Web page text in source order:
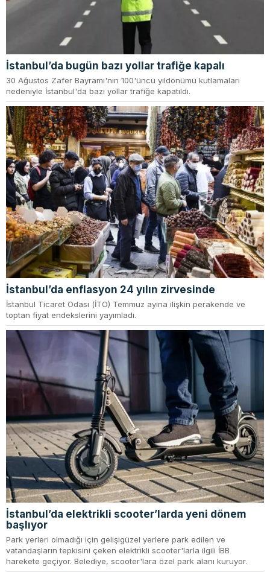
İstanbul’da bugün bazı yollar trafiğe kapalı
30 Ağustos Zafer Bayramı'nın 100'üncü yıldönümü kutlamaları
nedeniyle İstanbul'da bazı yollar trafiğe kapatıldı.
İstanbul’da enflasyon 24 yılın zirvesinde
İstanbul Ticaret Odası (İTO) Temmuz ayına ilişkin perakende ve
toptan fiyat endekslerini yayımladı.
İstanbul’da elektrikli scooter’larda yeni dönem
başlıyor
Park yerleri olmadığı için gelişigüzel yerlere park edilen ve
vatandaşların tepkisini çeken elektrikli scooter'larla ilgili İBB
harekete geçiyor. Belediye, scooter'lara özel park alanı kuruyor.